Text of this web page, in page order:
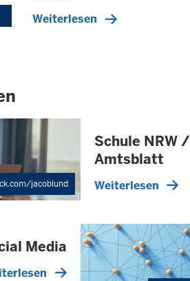
Weiterlesen
jacoblund
Schule NRW /
Amtsblatt
Weiterlesen
Media